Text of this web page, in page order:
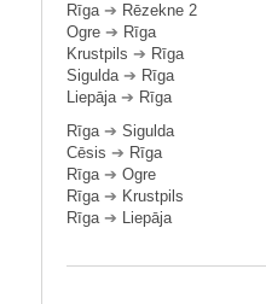
Rīga➔ Rēzekne 2
Ogre ➔ Rīga
Krustpils ➔ Rīga
Sigulda➔ Rīga
Liepāja➔ Rīga
Rīga➔ Sigulda
Cēsis ➔ Rīga
Rīga➔ Ogre
Rīga➔ Krustpils
Rīga➔ Liepāja